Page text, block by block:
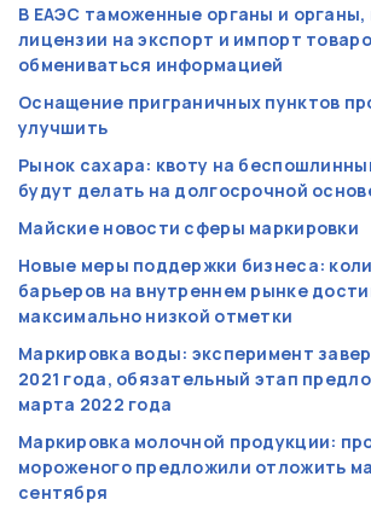
В ЕАЭС таможенные органы и
лицензии на экспорт и импорт
обмениваться информацией
Оснащение приграничных пунктов
улучшить
Рынок сахара: квоту на
будут делать на долгосрочной
Майские новости сферы маркировки
Новые меры поддержки бизнеса:
барьеров на внутреннем рынке
максимально низкой отметки
Маркировка воды: эксперимент
2021 года, обязательный этап
марта 2022 года
Маркировка молочной продукции:
мороженого предложили отложить
сентября